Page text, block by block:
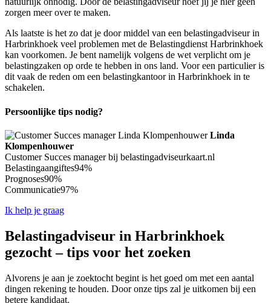
zorgen meer over te maken.
Als laatste is het zo dat je door middel van een belastingadviseur in
Harbrinkhoek veel problemen met de Belastingdienst Harbrinkhoek
kan voorkomen. Je bent namelijk volgens de wet verplicht om je
belastingzaken op orde te hebben in ons land. Voor een particulier is
dit vaak de reden om een belastingkantoor in Harbrinkhoek in te
schakelen.
Persoonlijke tips nodig?
Linda
Klompenhouwer
Customer Succes manager bij belastingadviseurkaart.nl
Belastingaangiftes94%
Prognoses90%
Communicatie97%
Ik help je graag
Belastingadviseur in Harbrinkhoek
gezocht – tips voor het zoeken
Alvorens je aan je zoektocht begint is het goed om met een aantal
dingen rekening te houden. Door onze tips zal je uitkomen bij een
betere kandidaat.